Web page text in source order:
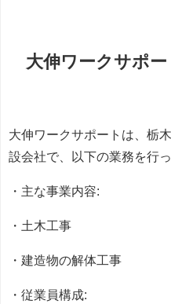
大伸ワークサポ
大伸ワークサポートは、栃
設会社で、以下の業務を行っ
・主な事業内容:
・土木工事
・建造物の解体工事
・従業員構成: